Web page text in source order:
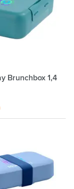
Brunchbox 1,4